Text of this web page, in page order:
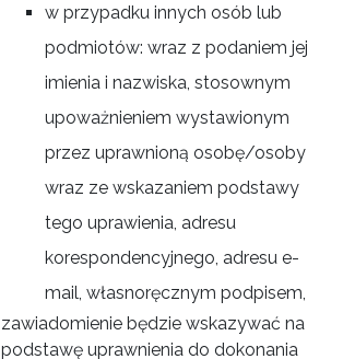
w przypadku innych osób lub
podmiotów: wraz z podaniem jej
imienia i nazwiska, stosownym
upoważnieniem wystawionym
przez uprawnioną osobę/osoby
wraz ze wskazaniem podstawy
tego uprawienia, adresu
korespondencyjnego, adresu e-
mail, własnoręcznym podpisem,
zawiadomienie będzie wskazywać na
podstawę uprawnienia do dokonania